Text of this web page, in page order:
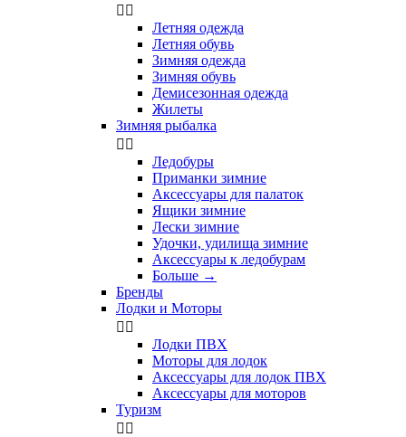
 
Летняя одежда
Летняя обувь
Зимняя одежда
Зимняя обувь
Демисезонная одежда
Жилеты
Зимняя рыбалка
 
Ледобуры
Приманки зимние
Аксессуары для палаток
Ящики зимние
Лески зимние
Удочки, удилища зимние
Аксессуары к ледобурам
Больше →
Бренды
Лодки и Моторы
 
Лодки ПВХ
Моторы для лодок
Аксессуары для лодок ПВХ
Аксессуары для моторов
Туризм
 